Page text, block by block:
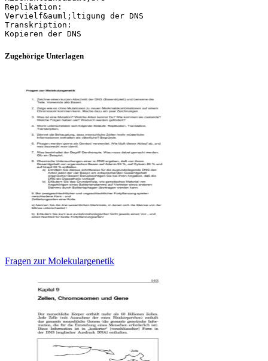
Zugehörige Unterlagen
Fragen zur Molekulargenetik